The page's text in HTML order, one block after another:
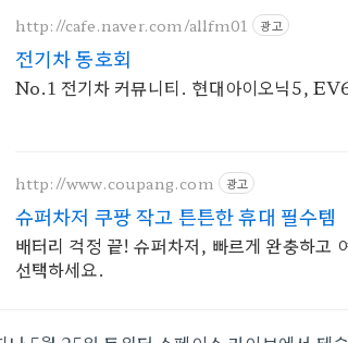
http://cafe.naver.com/allfm01 광고
전기차 동호회
No.1 전기차 커뮤니티. 현대아이오닉5,
http://www.coupang.com 광고
슈퍼차저 쿠팡 작고 튼튼한 휴대 필수템
배터리 걱정 끝! 슈퍼차저, 빠르게 완충하고
선택하세요.